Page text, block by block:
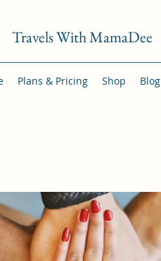
Travels With MamaDee
Plans & Pricing Shop Blog